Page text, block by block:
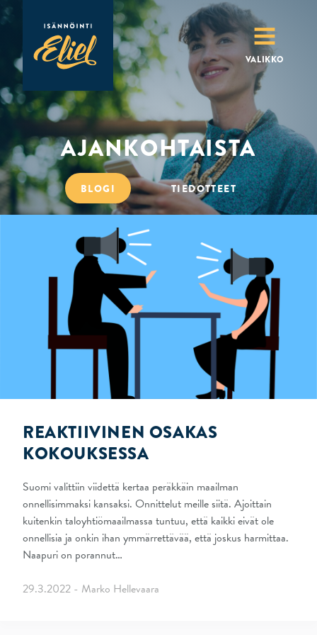
MENU
VALIKKO
AJANKOHTAISTA
BLOGI TIEDOTTEET
REAKTIIVINEN OSAKAS
KOKOUKSESSA
Suomi valittiin viidettä kertaa peräkkäin maailman
onnellisimmaksi kansaksi. Onnittelut meille siitä. Ajoittain
kuitenkin taloyhtiömaailmassa tuntuu, että kaikki eivät ole
onnellisia ja onkin ihan ymmärrettävää, että joskus harmittaa.
Naapuri on porannut…
29.3.2022 - Marko Hellevaara